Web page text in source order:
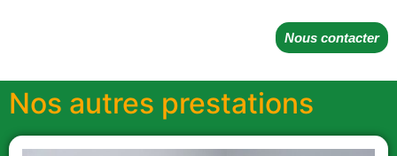
Nous contacter
Nos autres prestations